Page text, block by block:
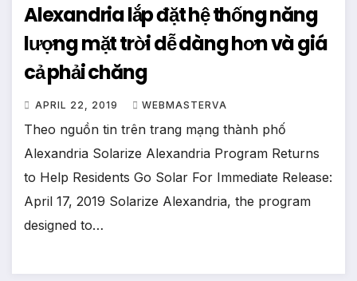
Alexandria lắp đặt hệ thống năng
lượng mặt trời dễ dàng hơn và giá
cả phải chăng
APRIL 22, 2019 WEBMASTERVA
Theo nguồn tin trên trang mạng thành phố
Alexandria Solarize Alexandria Program Returns
to Help Residents Go Solar For Immediate Release:
April 17, 2019 Solarize Alexandria, the program
designed to…